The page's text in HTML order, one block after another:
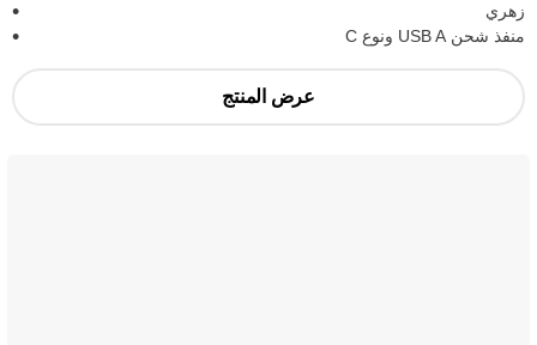
زهري
منفذ شحن USB A ونوع C
عرض المنتج